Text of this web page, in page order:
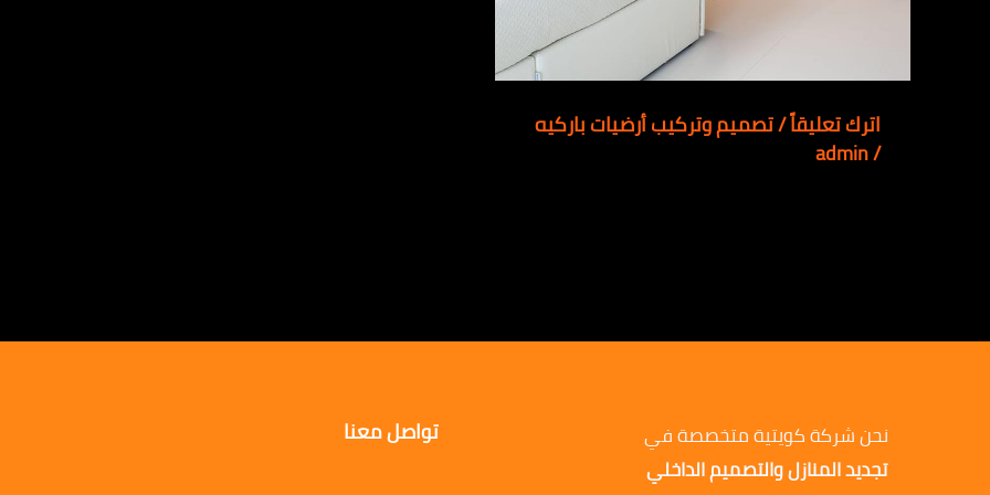
اترك تعليقاً/تصميم وتركيب أرضيات باركيه
/
admin
نحن شركة كويتية متخصصة في
تجديد المنازل والتصميم الداخلي
تواصل معنا